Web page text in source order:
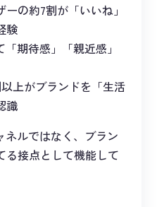
の約7割が「いいね」
験
期待感」「親近感」
上がブランドを「生活
識
ネルではなく、ブラン
る接点として機能して